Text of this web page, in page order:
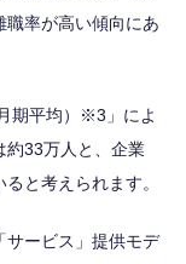
率が高い傾向にあ
平均） ※3 」によ
約33万人と、企業
と考えられます。
ービス」提供モデ